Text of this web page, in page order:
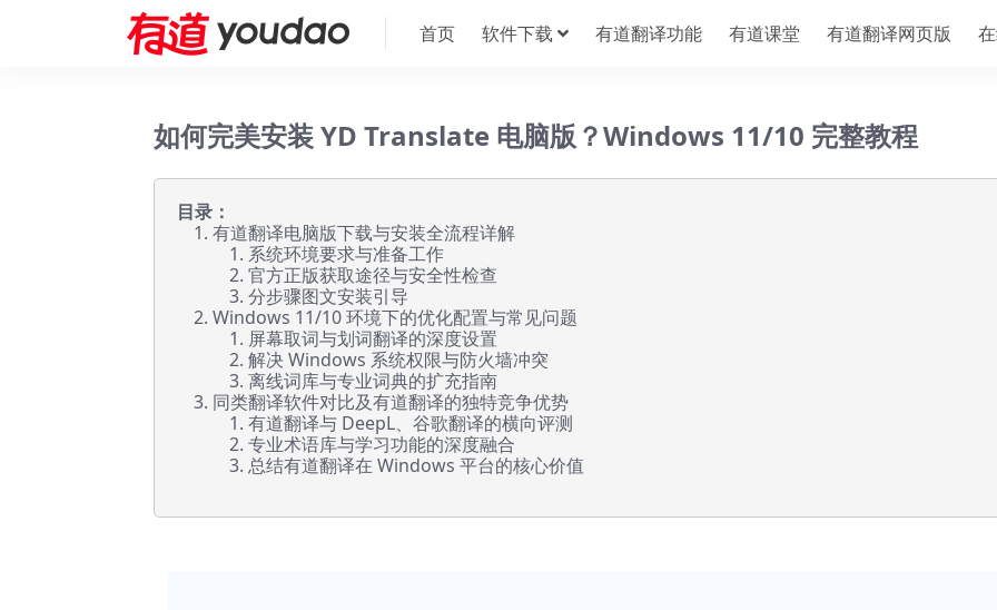
首页 软件下载 有道翻译功能 有道课堂 有道翻译网页版
如何完美安装 YD Translate 电脑版？Windows 11/10 完整教程
目录：
有道翻译电脑版下载与安装全流程详解
系统环境要求与准备工作
官方正版获取途径与安全性检查
分步骤图文安装引导
Windows 11/10 环境下的优化配置与常见问题
屏幕取词与划词翻译的深度设置
解决 Windows 系统权限与防火墙冲突
离线词库与专业词典的扩充指南
同类翻译软件对比及有道翻译的独特竞争优势
有道翻译与 DeepL、谷歌翻译的横向评测
专业术语库与学习功能的深度融合
总结有道翻译在 Windows 平台的核心价值